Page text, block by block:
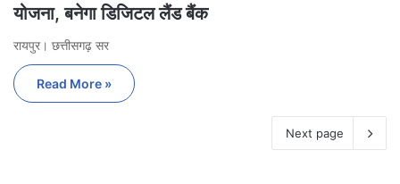
योजना, बनेगा डिजिटल लैंड बैंक
रायपुर। छत्तीसगढ़ सर
Read More »
Next page